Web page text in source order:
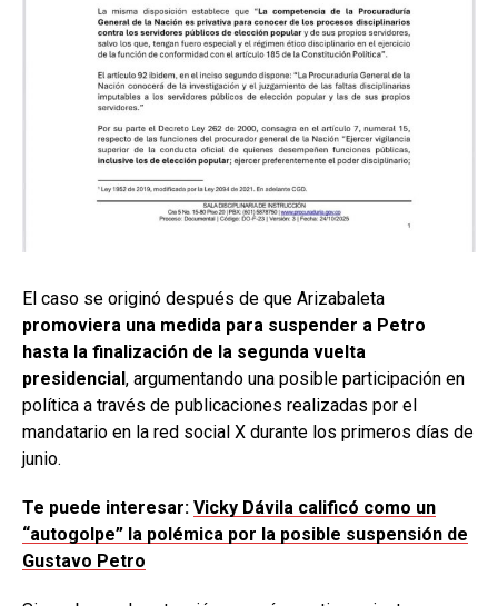
El caso se originó después de que Arizabaleta
promoviera una medida para suspender a Petro
hasta la finalización de la segunda vuelta
presidencial , argumentando una posible participación en
política a través de publicaciones realizadas por el
mandatario en la red social X durante los primeros días de
junio.
Te puede interesar: Vicky Dávila calificó como un
“autogolpe” la polémica por la posible suspensión de
Gustavo Petro